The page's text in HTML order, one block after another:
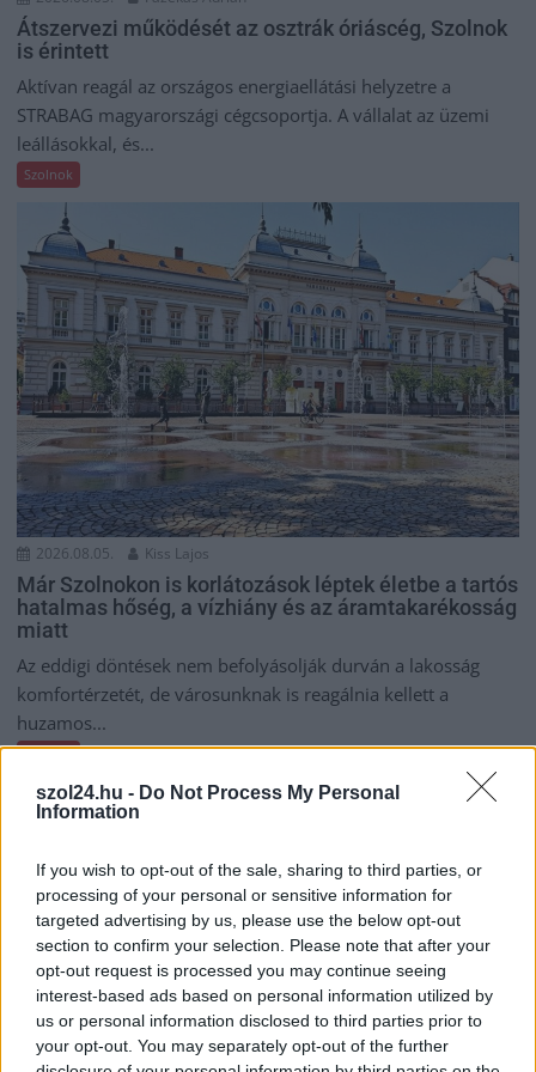
szol24.hu - Do Not Process My Personal
Information
If you wish to opt-out of the sale, sharing to third parties, or
processing of your personal or sensitive information for
targeted advertising by us, please use the below opt-out
section to confirm your selection. Please note that after your
opt-out request is processed you may continue seeing
interest-based ads based on personal information utilized by
us or personal information disclosed to third parties prior to
your opt-out. You may separately opt-out of the further
Átszervezi működését az osztrák óriáscég, Szolnok
is érintett
Aktívan reagál az országos energiaellátási helyzetre a
STRABAG magyarországi cégcsoportja. A vállalat az üzemi
leállásokkal, és...
Szolnok
2026.08.05. Kiss Lajos
Már Szolnokon is korlátozások léptek életbe a tartós
hatalmas hőség, a vízhiány és az áramtakarékosság
miatt
Az eddigi döntések nem befolyásolják durván a lakosság
komfortérzetét, de városunknak is reagálnia kellett a
huzamos...
Szolnok